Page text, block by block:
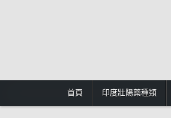
首頁 印度壯陽藥種類